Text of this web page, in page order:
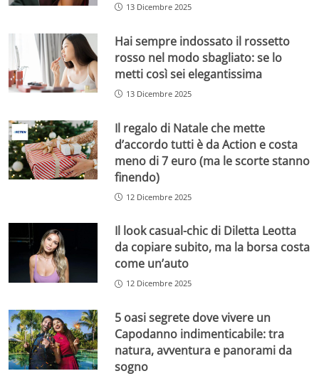
13 Dicembre 2025
Hai sempre indossato il rossetto
rosso nel modo sbagliato: se lo
metti così sei elegantissima
13 Dicembre 2025
Il regalo di Natale che mette
d’accordo tutti è da Action e costa
meno di 7 euro (ma le scorte stanno
finendo)
12 Dicembre 2025
Il look casual-chic di Diletta Leotta
da copiare subito, ma la borsa costa
come un’auto
12 Dicembre 2025
5 oasi segrete dove vivere un
Capodanno indimenticabile: tra
natura, avventura e panorami da
sogno